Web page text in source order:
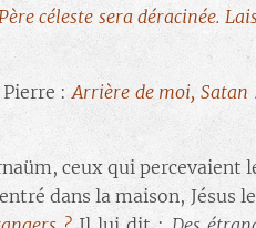
céleste sera déracinée.
Pierre :Arrière de moi, Satan
ceux qui
dans la maison, Jésus